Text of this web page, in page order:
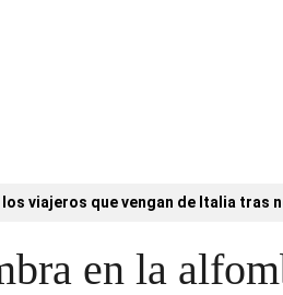
viajeros que vengan de Italia tras
en la